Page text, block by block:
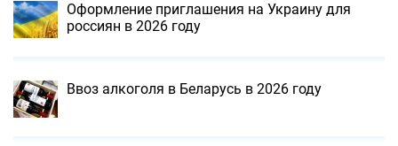
Оформление приглашения на Украину для
россиян в 2026 году
Ввоз алкоголя в Беларусь в 2026 году